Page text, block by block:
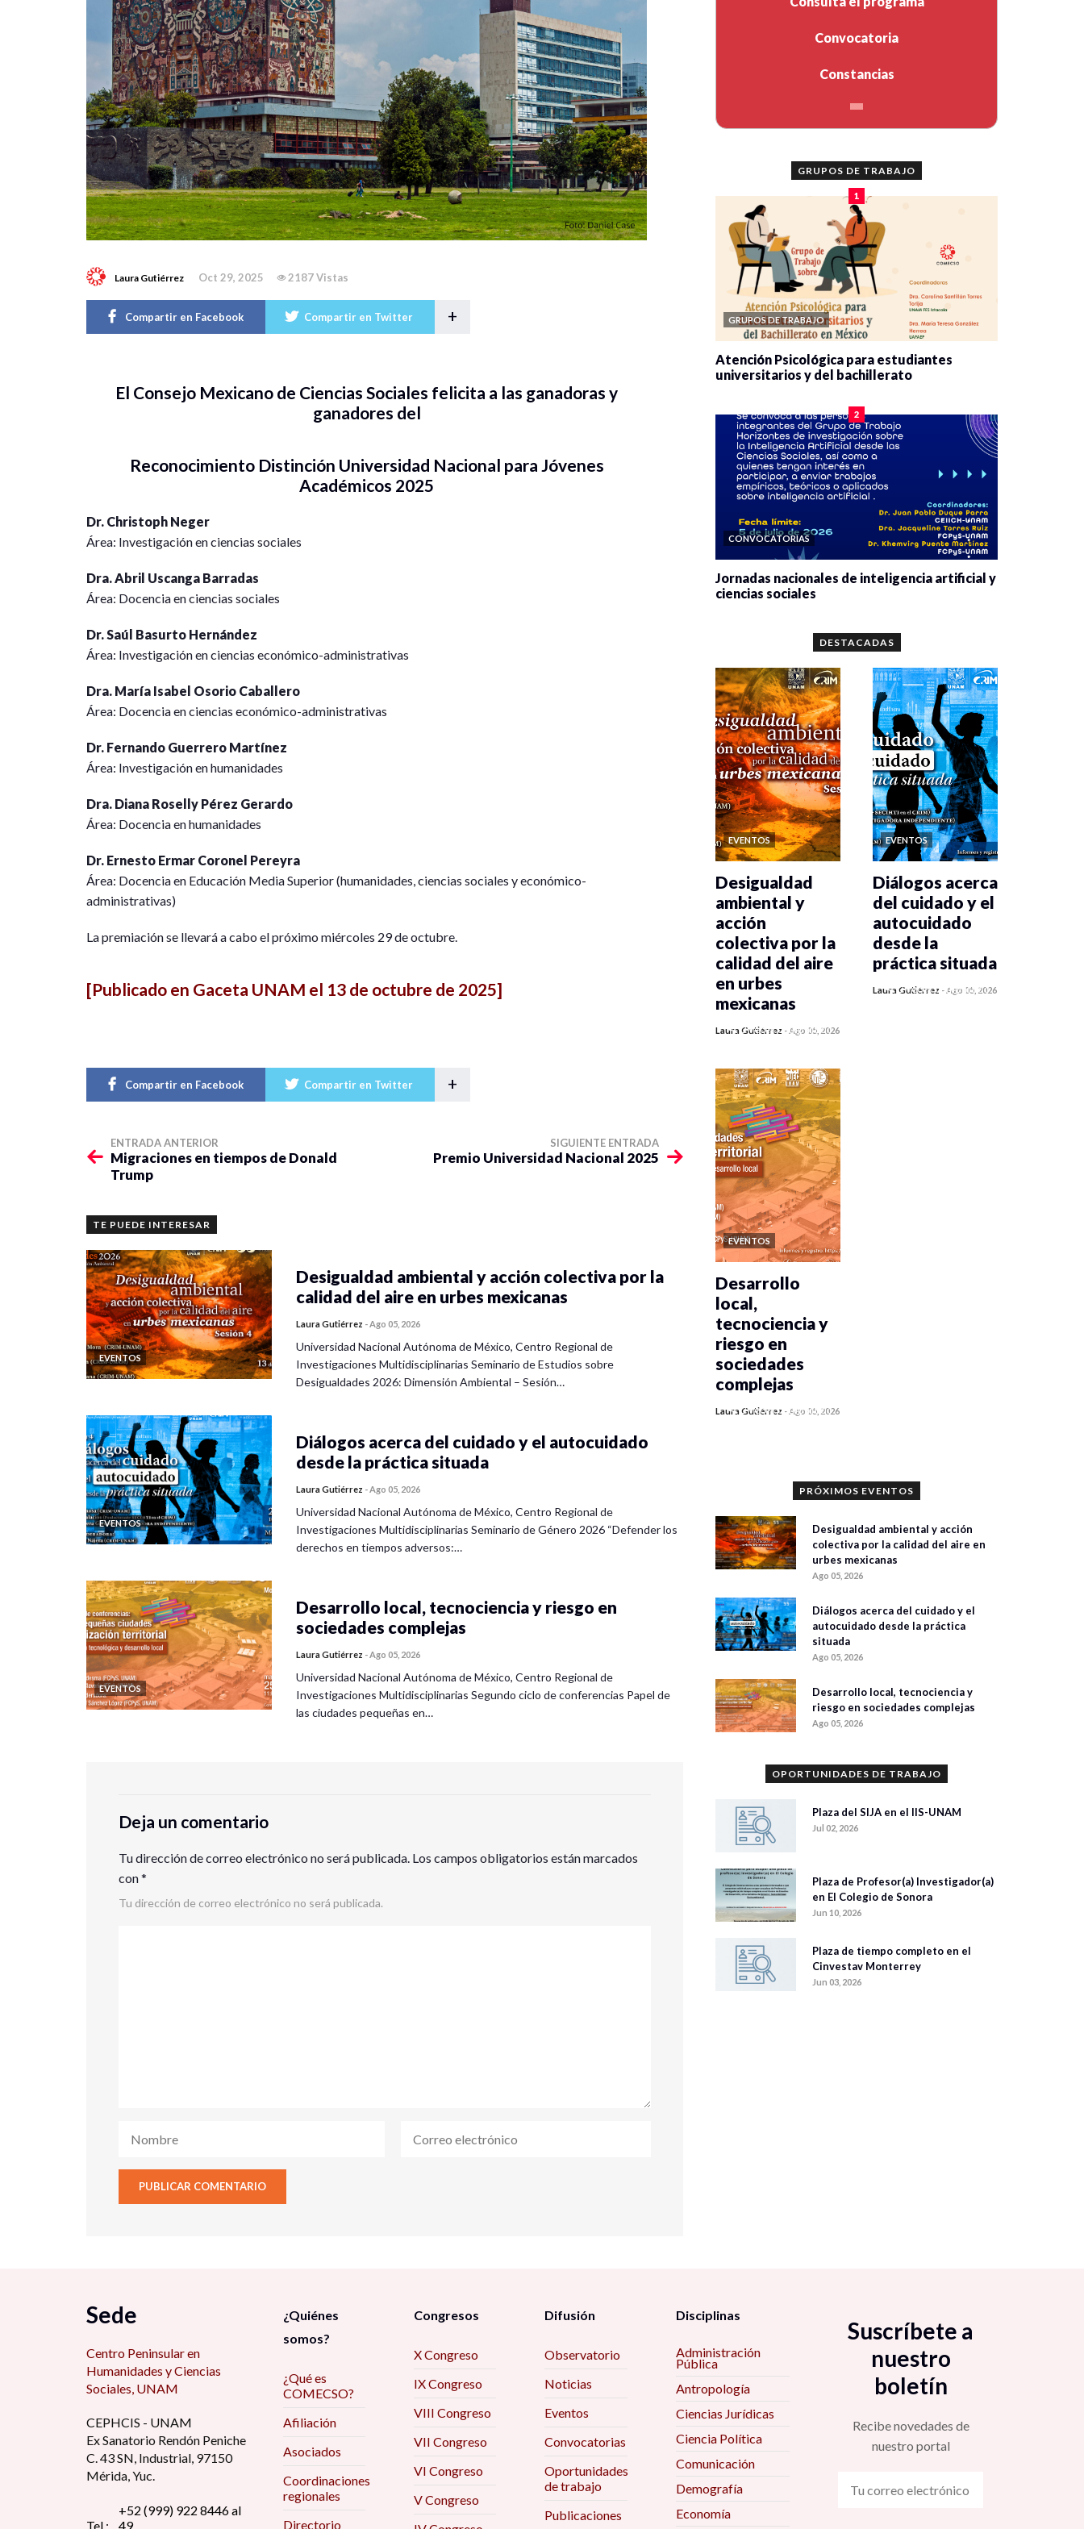
Laura Gutiérrez Oct 29, 2025 2187 Vistas
Compartir en Facebook Compartir en Twitter +
El Consejo Mexicano de Ciencias Sociales felicita a las ganadoras y
ganadores del
Reconocimiento Distinción Universidad Nacional para Jóvenes
Académicos 2025
Dr. Christoph Neger
Área: Investigación en ciencias sociales
Dra. Abril Uscanga Barradas
Área: Docencia en ciencias sociales
Dr. Saúl Basurto Hernández
Área: Investigación en ciencias económico-administrativas
Dra. María Isabel Osorio Caballero
Área: Docencia en ciencias económico-administrativas
Dr. Fernando Guerrero Martínez
Área: Investigación en humanidades
Dra. Diana Roselly Pérez Gerardo
Área: Docencia en humanidades
Dr. Ernesto Ermar Coronel Pereyra
Área: Docencia en Educación Media Superior (humanidades, ciencias sociales y económico-
administrativas)
La premiación se llevará a cabo el próximo miércoles 29 de octubre.
[Publicado en Gaceta UNAM el 13 de octubre de 2025]
Compartir en Facebook Compartir en Twitter +
ENTRADA ANTERIOR
Migraciones en tiempos de Donald
Trump
SIGUIENTE ENTRADA
Premio Universidad Nacional 2025
TE PUEDE INTERESAR
EVENTOS
Desigualdad ambiental y acción colectiva por la
calidad del aire en urbes mexicanas
Laura Gutiérrez -Ago 05, 2026
Universidad Nacional Autónoma de México, Centro Regional de
Investigaciones Multidisciplinarias Seminario de Estudios sobre
Desigualdades 2026: Dimensión Ambiental – Sesión…
EVENTOS
Diálogos acerca del cuidado y el autocuidado
desde la práctica situada
Laura Gutiérrez -Ago 05, 2026
Universidad Nacional Autónoma de México, Centro Regional de
Investigaciones Multidisciplinarias Seminario de Género 2026 “Defender los
derechos en tiempos adversos:…
EVENTOS
Desarrollo local, tecnociencia y riesgo en
sociedades complejas
Laura Gutiérrez -Ago 05, 2026
Universidad Nacional Autónoma de México, Centro Regional de
Investigaciones Multidisciplinarias Segundo ciclo de conferencias Papel de
las ciudades pequeñas en…
Deja un comentario
Tu dirección de correo electrónico no será publicada. Los campos obligatorios están marcados
con*
Tu dirección de correo electrónico no será publicada.
Convocatoria
Constancias
GRUPOS DE TRABAJO
1
GRUPOS DE TRABAJO
Atención Psicológica para estudiantes
universitarios y del bachillerato
2
CONVOCATORIAS
Jornadas nacionales de inteligencia artificial y
ciencias sociales
DESTACADAS
EVENTOS
0 veces compartido
Desigualdad
ambiental y
acción
colectiva por la
calidad del aire
en urbes
mexicanas
Laura Gutiérrez -Ago 05, 2026
EVENTOS
0 veces compartido
Diálogos acerca
del cuidado y el
autocuidado
desde la
práctica situada
Laura Gutiérrez -Ago 05, 2026
EVENTOS
0 veces compartido
Desarrollo
local,
tecnociencia y
riesgo en
sociedades
complejas
Laura Gutiérrez -Ago 05, 2026
PRÓXIMOS EVENTOS
Desigualdad ambiental y acción
colectiva por la calidad del aire en
urbes mexicanas
Ago 05, 2026
Diálogos acerca del cuidado y el
autocuidado desde la práctica
situada
Ago 05, 2026
Desarrollo local, tecnociencia y
riesgo en sociedades complejas
Ago 05, 2026
OPORTUNIDADES DE TRABAJO
Plaza del SIJA en el IIS-UNAM
Jul 02, 2026
Plaza de Profesor(a) Investigador(a)
en El Colegio de Sonora
Jun 10, 2026
Plaza de tiempo completo en el
Cinvestav Monterrey
Jun 03, 2026
Sede
Centro Peninsular en
Humanidades y Ciencias
Sociales, UNAM
CEPHCIS - UNAM
Ex Sanatorio Rendón Peniche
C. 43 SN, Industrial, 97150
Mérida, Yuc.
Tel.:
+52 (999) 922 8446 al
49
¿Quiénes
somos?
¿Qué es
COMECSO?
Afiliación
Asociados
Coordinaciones
regionales
Directorio
Congresos
X Congreso
IX Congreso
VIII Congreso
VII Congreso
VI Congreso
V Congreso
Difusión
Observatorio
Noticias
Eventos
Convocatorias
Oportunidades
de trabajo
Publicaciones
Disciplinas
Administración
Pública
Antropología
Ciencias Jurídicas
Ciencia Política
Comunicación
Demografía
Economía
Suscríbete a
nuestro
boletín
Recibe novedades de
nuestro portal